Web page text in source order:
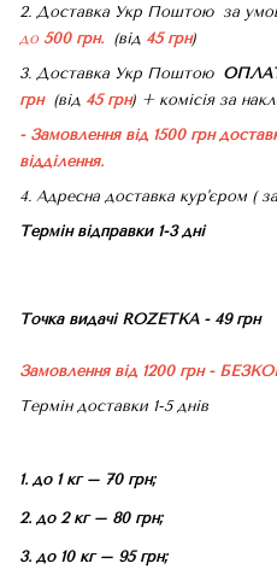
2. Доставка Укр Поштою за
до 500 грн. (від 45 грн)
3. Доставка Укр Поштою
грн (від 45 грн) + комісія за
- Замовлення від 1500 грн
відділення.
4. Адресна доставка кур'єром (
Термін відправки 1-3 дні
Точка видачі ROZETKA - 49 грн
Замовлення від 1200 грн -
Термін доставки 1-5 днів
1. до 1 кг – 70 грн;
2. до 2 кг – 80 грн;
3. до 10 кг – 95 грн;